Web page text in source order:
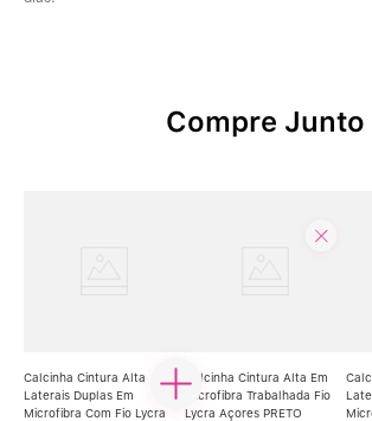
Compre Junto
Calcinha Cintura Alta
Laterais Duplas Em
Microfibra Com Fio Lycra
Calcinha Cintura Alta Em
Microfibra Trabalhada Fio
Lycra Açores PRETO